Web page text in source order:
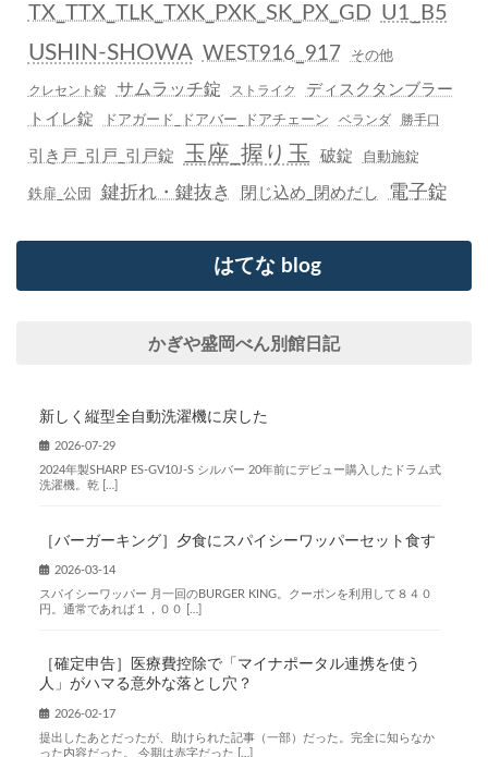
TX_TTX_TLK_TXK_PXK_SK_PX_GD U1_B5
USHIN-SHOWA WEST916_917 その他
クレセント錠 サムラッチ錠 ストライク
ディスクタンブラー
トイレ錠
ドアガード_ドアバー_ドアチェーン ベランダ 勝手口
引き戸_引戸_引戸錠 玉座_握り玉 破錠 自動施錠
鉄扉_公団 鍵折れ・鍵抜き 閉じ込め_閉めだし 電子錠
はてな blog
かぎや盛岡べん別館日記
新しく縦型全自動洗濯機に戻した
2026-07-29
2024年製SHARP ES-GV10J-S シルバー 20年前にデビュー購入したドラム式
洗濯機。乾 […]
［バーガーキング］夕食にスパイシーワッパーセット食す
2026-03-14
スパイシーワッパー 月一回のBURGER KING。クーポンを利用して８４０
円。通常であれば１，００ […]
［確定申告］医療費控除で「マイナポータル連携を使う
人」がハマる意外な落とし穴？
2026-02-17
提出したあとだったが、助けられた記事（一部）だった。完全に知らなか
った内容だった。 今期は赤字だった […]